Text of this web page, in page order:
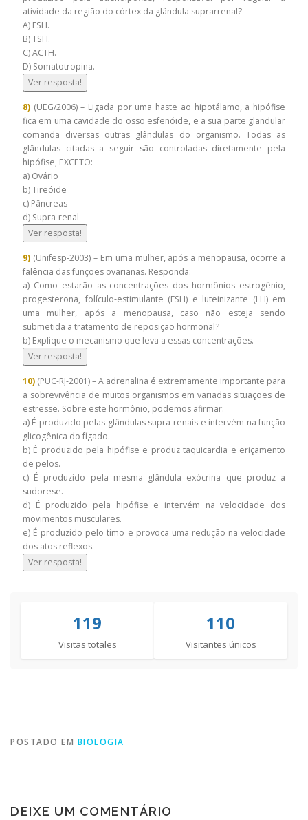
atividade da região do córtex da glândula suprarrenal?
A) FSH.
B) TSH.
C) ACTH.
D) Somatotropina.
Ver resposta!
8) (UEG/2006) – Ligada por uma haste ao hipotálamo, a hipófise
fica em uma cavidade do osso esfenóide, e a sua parte glandular
comanda diversas outras glândulas do organismo. Todas as
glândulas citadas a seguir são controladas diretamente pela
hipófise, EXCETO:
a) Ovário
b) Tireóide
c) Pâncreas
d) Supra-renal
Ver resposta!
9) (Unifesp-2003) – Em uma mulher, após a menopausa, ocorre a
falência das funções ovarianas. Responda:
a) Como estarão as concentrações dos hormônios estrogênio,
progesterona, folículo-estimulante (FSH) e luteinizante (LH) em
uma mulher, após a menopausa, caso não esteja sendo
submetida a tratamento de reposição hormonal?
b) Explique o mecanismo que leva a essas concentrações.
Ver resposta!
10) (PUC-RJ-2001) – A adrenalina é extremamente importante para
a sobrevivência de muitos organismos em variadas situações de
estresse. Sobre este hormônio, podemos afirmar:
a) É produzido pelas glândulas supra-renais e intervém na função
glicogênica do fígado.
b) É produzido pela hipófise e produz taquicardia e eriçamento
de pelos.
c) É produzido pela mesma glândula exócrina que produz a
sudorese.
d) É produzido pela hipófise e intervém na velocidade dos
movimentos musculares.
e) É produzido pelo timo e provoca uma redução na velocidade
dos atos reflexos.
Ver resposta!
119
Visitas totales
110
Visitantes únicos
POSTADO EM BIOLOGIA
DEIXE UM COMENTÁRIO